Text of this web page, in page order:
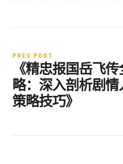
PREV POST
《精忠报国岳飞
略：深入剖析剧情
策略技巧》